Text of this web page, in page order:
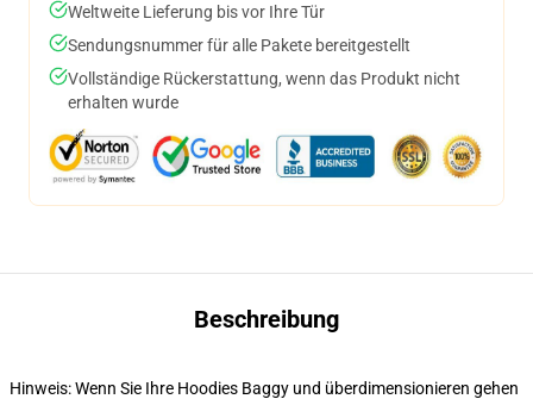
Weltweite Lieferung bis vor Ihre Tür
Sendungsnummer für alle Pakete bereitgestellt
Vollständige Rückerstattung, wenn das Produkt nicht
erhalten wurde
Beschreibung
Hinweis: Wenn Sie Ihre Hoodies Baggy und überdimensionieren gehen